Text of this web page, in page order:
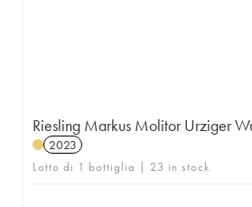
Riesling Markus Molitor Urziger
2023
Lotto di 1 bottiglia | 23 in stock